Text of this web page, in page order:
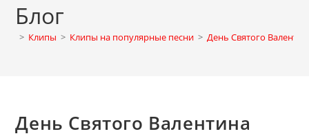
Блог
> Клипы > Клипы на популярные песни > День Святого
День Святого Валентина